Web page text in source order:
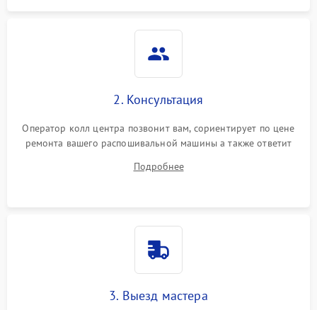
2. Консультация
Оператор колл центра позвонит вам, сориентирует по цене
ремонта вашего распошивальной машины а также ответит
Подробнее
3. Выезд мастера